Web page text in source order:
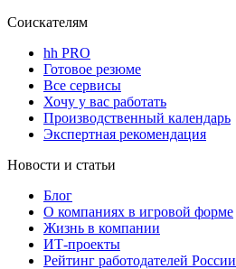
Соискателям
hh PRO
Готовое резюме
Все сервисы
Хочу у вас работать
Производственный календарь
Экспертная рекомендация
Новости и статьи
Блог
О компаниях в игровой форме
Жизнь в компании
ИТ-проекты
Рейтинг работодателей России